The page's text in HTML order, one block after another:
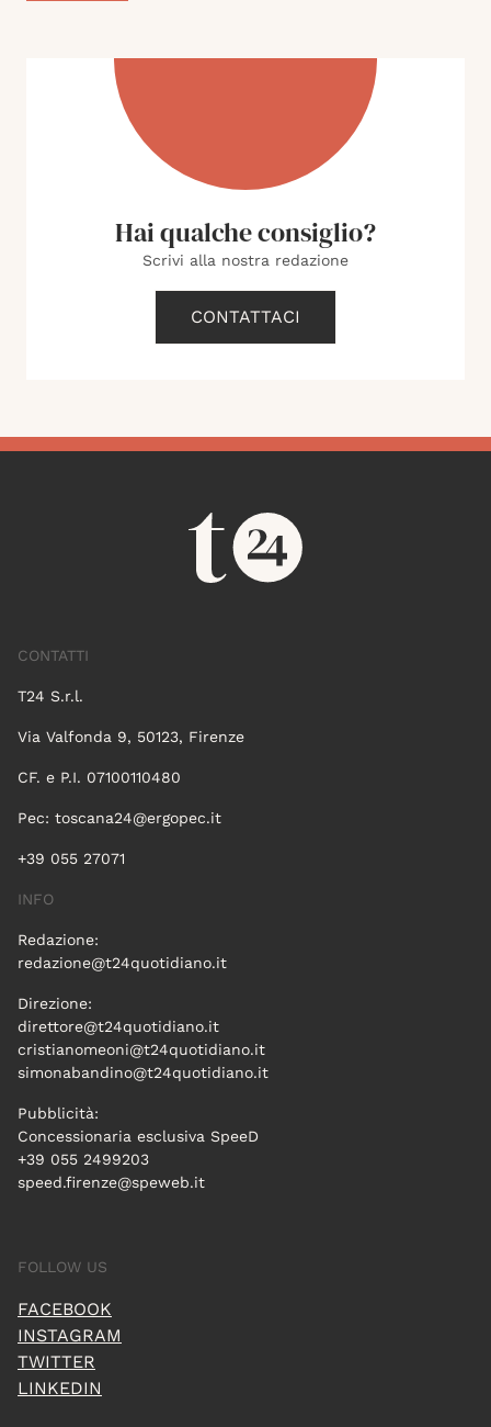
Hai qualche consiglio?
Scrivi alla nostra redazione
CONTATTACI
CONTATTI
T24 S.r.l.
Via Valfonda 9, 50123, Firenze
CF. e P.I. 07100110480
Pec: toscana24@ergopec.it
+39 055 27071
INFO
Redazione:
redazione@t24quotidiano.it
Direzione:
direttore@t24quotidiano.it
cristianomeoni@t24quotidiano.it
simonabandino@t24quotidiano.it
Pubblicità:
Concessionaria esclusiva SpeeD
+39 055 2499203
speed.firenze@speweb.it
FOLLOW US
FACEBOOK
INSTAGRAM
TWITTER
LINKEDIN